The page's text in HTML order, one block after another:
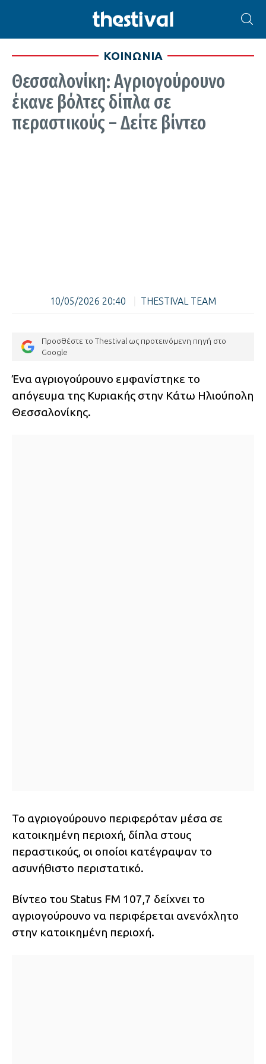
ΚΟΙΝΩΝΙΑ
Θεσσαλονίκη: Αγριογούρουνο
έκανε βόλτες δίπλα σε
περαστικούς – Δείτε βίντεο
10/05/2026 20:40 THESTIVAL TEAM
Προσθέστε το Thestival ως προτεινόμενη πηγή στο
Google
Ένα αγριογούρουνο εμφανίστηκε το
απόγευμα της Κυριακής στην Κάτω Ηλιούπολη
Θεσσαλονίκης.
Το αγριογούρουνο περιφερόταν μέσα σε
κατοικημένη περιοχή, δίπλα στους
περαστικούς, οι οποίοι κατέγραψαν το
ασυνήθιστο περιστατικό.
Βίντεο του Status FM 107,7 δείχνει το
αγριογούρουνο να περιφέρεται ανενόχλητο
στην κατοικημένη περιοχή.